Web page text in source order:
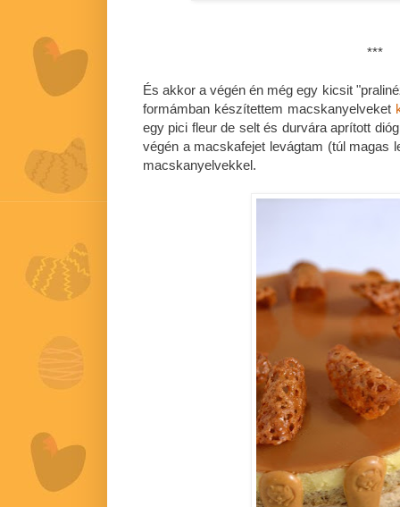
***
És akkor a végén én még egy kicsit
formámban készítettem macskanyelveket
egy pici fleur de selt és durvára aprított
végén a macskafejet levágtam (túl magas
macskanyelvekkel.